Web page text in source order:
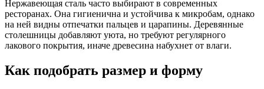
Нержавеющая сталь часто выбирают в современных
ресторанах. Она гигиенична и устойчива к микробам, однако
на ней видны отпечатки пальцев и царапины. Деревянные
столешницы добавляют уюта, но требуют регулярного
лакового покрытия, иначе древесина набухнет от влаги.
Как подобрать размер и форму